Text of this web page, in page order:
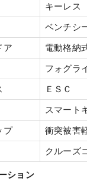
キーレス
ベンチシ
ア 電動格納
フォグラ
ＥＳＣ
スマート
プ 衝突被害
クルーズ
ション